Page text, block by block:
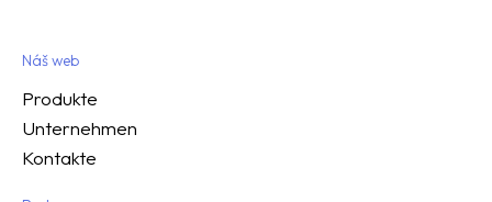
Náš web
Produkte
Unternehmen
Kontakte